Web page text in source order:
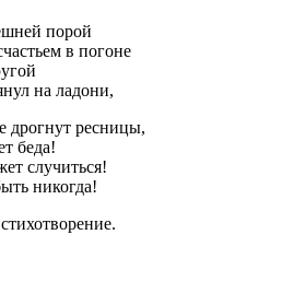
порой
в погоне
на ладони,
дрогнут ресницы,
беда!
случиться!
никогда!